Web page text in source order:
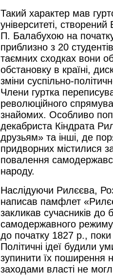
Такий характер мав
університеті,
П. Балабухою на
приблизно з 20
таємних сходках вони
обстановку в країні,
зміни суспільно-
Члени гуртка
революційного
знайомих. Особливо
декабриста Кіндрата
друзьям» та інші, де
придворних містилися
повалення
народу.
Наслідуючи Рилєєва,
написав памфлет
закликав сучасників до
самодержавного режиму.
до початку 1827 p., поки
Політичні ідеї будили
зупинити їх поширення
заходами власті не